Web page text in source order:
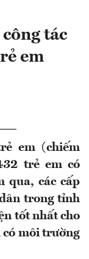
tác
em
em (chiếm
trẻ em có
qua, các cấp
trong tỉnh
tốt nhất cho
có môi trường